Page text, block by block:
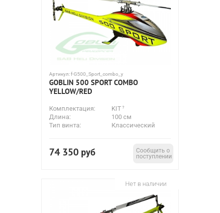
Артикул:f-G500_Sport_combo_y
GOBLIN 500 SPORT COMBO
YELLOW/RED
Комплектация:
KIT
Длина:
100 см
Тип винта:
Классический
74 350 руб
Сообщить о
поступлении
Нет в наличии